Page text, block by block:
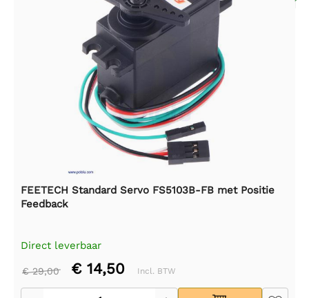
FEETECH Standard Servo FS5103B-FB met Positie
Feedback
Direct leverbaar
€ 29,00 € 14,50 Incl. BTW